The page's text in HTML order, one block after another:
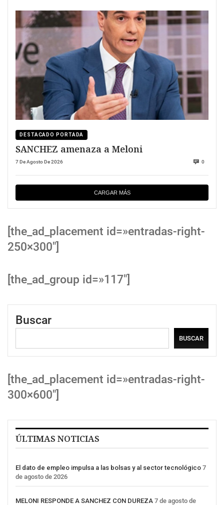
DESTACADO PORTADA
SANCHEZ amenaza a Meloni
7 De Agosto De 2026 0
CARGAR MÁS
[the_ad_placement id=»entradas-right-
250×300″]
[the_ad_group id=»117″]
Buscar
BUSCAR
[the_ad_placement id=»entradas-right-
300×600″]
ÚLTIMAS NOTICIAS
El dato de empleo impulsa a las bolsas y al sector tecnológico 7
de agosto de 2026
MELONI RESPONDE A SANCHEZ CON DUREZA 7 de agosto de